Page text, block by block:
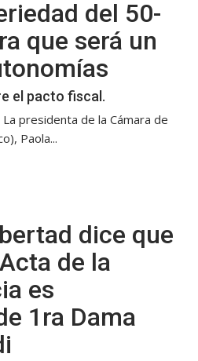
del 50-
que será un
el pacto fiscal.
presidenta de la Cámara de
Paola...
dice que
de la
es
1ra Dama